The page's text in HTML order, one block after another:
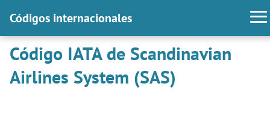
Códigos internacionales
Código IATA de Scandinavian
Airlines System (SAS)